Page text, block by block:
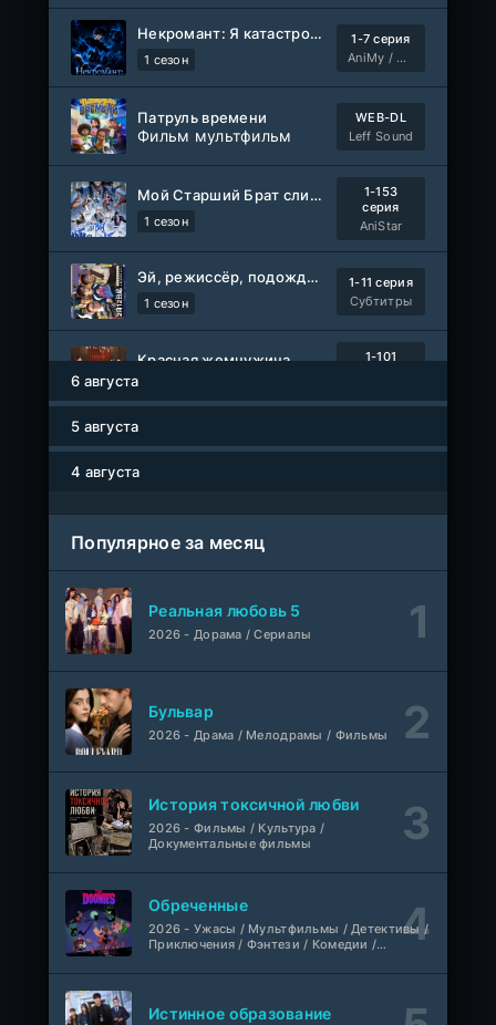
Некромант: Я катастрофа
1 сезон
1-7 серия
AniMy / RuChiMe
Патруль времени
Фильм мультфильм
WEB-DL
Leff Sound
Мой Старший Брат слишком стабилен
1 сезон
1-153
серия
AniStar
Эй, режиссёр, подождите!
1 сезон
1-11 серия
Субтитры
Красная жемчужина
1-101
1-8 серия
Власть в ночном городе. Книга третья: Юность Кэнена
1-5 сезон
Фильм
Любовь на розлив
WEB-Rip
Ольмо
Фильм
WEB-Rip
@MUZOBOZ@
6 августа
5 августа
4 августа
Популярное за месяц
Реальная любовь 5
2026 - Дорама / Сериалы
Бульвар
2026 - Драма / Мелодрамы / Фильмы
История токсичной любви
2026 - Фильмы / Культура /
Документальные фильмы
Обреченные
2026 - Ужасы / Мультфильмы / Детективы /
Приключения / Фэнтези / Комедии /
Истинное образование